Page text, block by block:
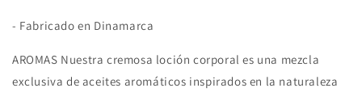
- Fabricado en Dinamarca
AROMAS Nuestra cremosa loción corporal es una mezcla
exclusiva de aceites aromáticos inspirados en la naturaleza